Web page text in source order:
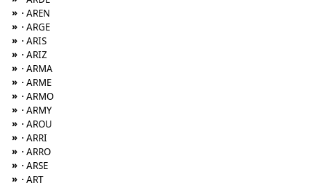
» · AREN
» · ARGE
» · ARIS
» · ARIZ
» · ARMA
» · ARME
» · ARMO
» · ARMY
» · AROU
» · ARRI
» · ARRO
» · ARSE
» · ART